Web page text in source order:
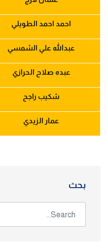
احمد احمد الطويلي
عبدالله علي الشمسي
عبده صلاح الحرازي
شكيب راجح
عمار الزيدي
بحث